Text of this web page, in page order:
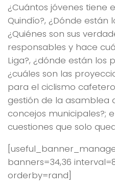
¿Cuántos jóvenes tiene
Quindío?, ¿Dónde están
¿Quiénes son sus
responsables y hace
Liga?, ¿dónde están los
¿cuáles son las
para el ciclismo
gestión de la asamblea
concejos municipales?;
cuestiones que solo
banners=34,36
orderby=rand]